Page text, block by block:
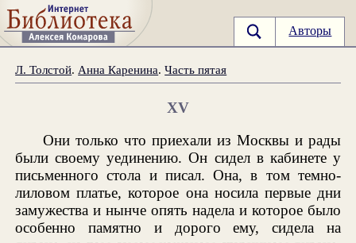
Авторы
Л. Толстой. Анна Каренина.Часть пятая
XV
Они только что приехали из Москвы и рады
были своему уединению. Он сидел в кабинете у
письменного стола и писал. Она, в том темно-
лиловом платье, которое она носила первые дни
замужества и нынче опять надела и которое было
особенно памятно и дорого ему, сидела на